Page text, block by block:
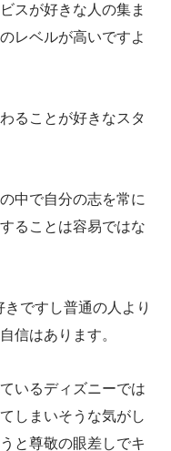
スが好きな人の集ま
レベルが高いですよ
ることが好きなスタ
中で自分の志を常に
ることは容易ではな
ですし普通の人より
信はあります。
いるディズニーでは
しまいそうな気がし
と尊敬の眼差しでキ